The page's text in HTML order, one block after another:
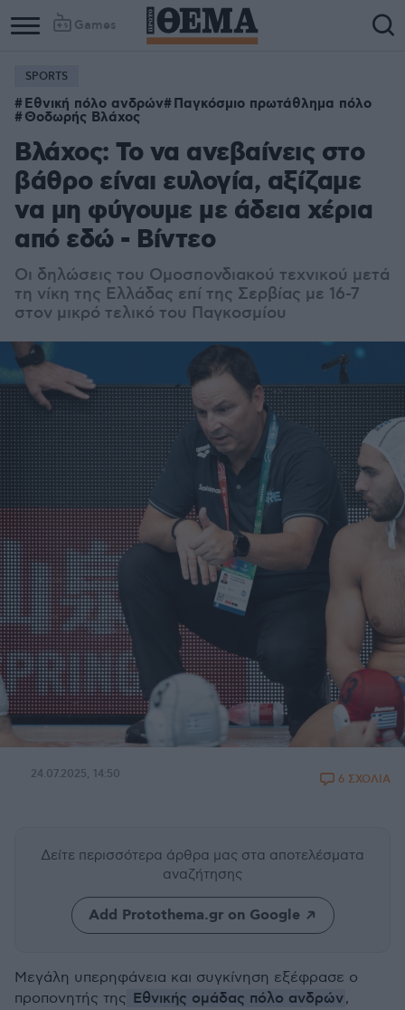
Games
SPORTS
Εθνική πόλο ανδρών Παγκόσμιο πρωτάθλημα πόλο
Θοδωρής Βλάχος
Βλάχος: Το να ανεβαίνεις στο
βάθρο είναι ευλογία, αξίζαμε
να μη φύγουμε με άδεια χέρια
από εδώ - Βίντεο
Οι δηλώσεις του Ομοσπονδιακού τεχνικού μετά
τη νίκη της Ελλάδας επί της Σερβίας με 16-7
στον μικρό τελικό του Παγκοσμίου
24.07.2025, 14:50 6 ΣΧΟΛΙΑ
Δείτε περισσότερα άρθρα μας στα αποτελέσματα
αναζήτησης
Add Protothema.gr on Google
Μεγάλη υπερηφάνεια και συγκίνηση εξέφρασε ο
προπονητής της Εθνικής ομάδας πόλο ανδρών,